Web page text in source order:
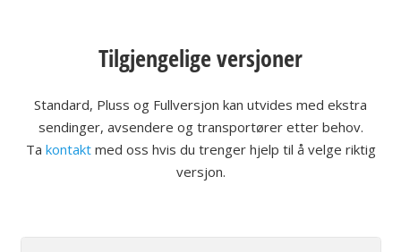
Tilgjengelige versjoner
Standard, Pluss og Fullversjon kan utvides med ekstra
sendinger, avsendere og transportører etter behov.
Ta kontaktmed oss hvis du trenger hjelp til å velge riktig
versjon.